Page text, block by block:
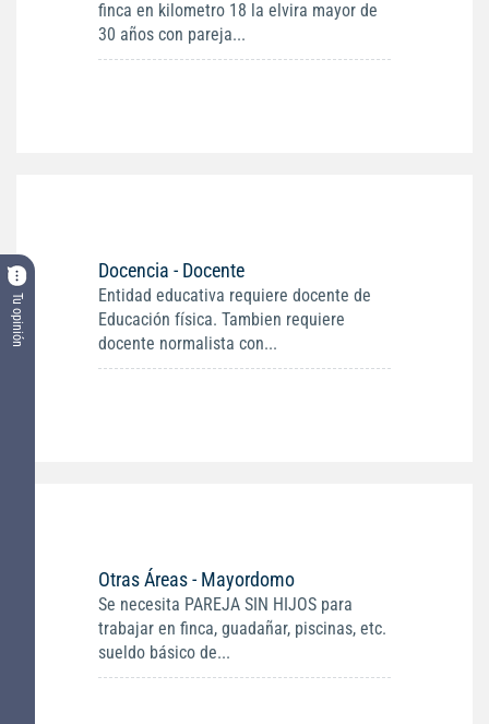
Tu opinión
finca en kilometro 18 la elvira mayor de
30 años con pareja...
Docencia - Docente
Entidad educativa requiere docente de
Educación física. Tambien requiere
docente normalista con...
Otras Áreas - Mayordomo
Se necesita PAREJA SIN HIJOS para
trabajar en finca, guadañar, piscinas, etc.
sueldo básico de...